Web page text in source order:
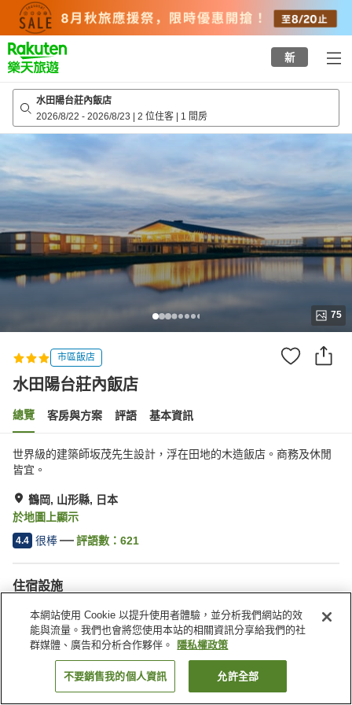
top
page
新
水田陽台莊內飯店
2026/8/22 - 2026/8/23 | 2 位住客 | 1 間房
75
市區飯店
水田陽台莊內飯店
總覽 客房與方案 評語 基本資訊
世界級的建築師坂茂先生設計，浮在田地的木造飯店。商務及休閒
皆宜。
鶴岡, 山形縣, 日本
於地圖上顯示
4.4 很棒 評語數： 621
住宿設施
停車場
三溫暖
健身房
餐廳
找客房
本網站使用 Cookie 以提升使用者體驗，並分析我們網站的效
能與流量。我們也會將您使用本站的相關資訊分享給我們的社
群媒體、廣告和分析合作夥伴。
隱私權政策
不要銷售我的個人資訊 允許全部